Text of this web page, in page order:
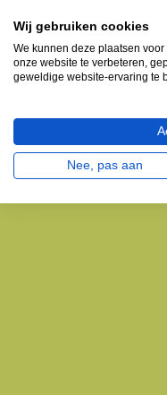
Wij gebruiken cookies
We kunnen deze plaatsen
onze website te verbeteren,
geweldige website-ervaring te
Nee, pas aan